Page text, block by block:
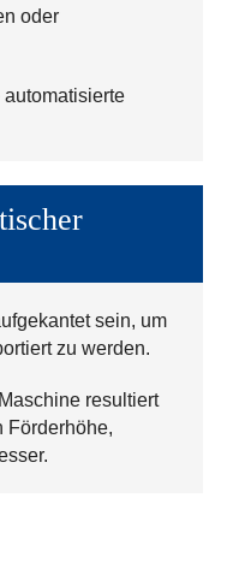
oder
sein, um
zu werden.
resultiert
Förderhöhe,